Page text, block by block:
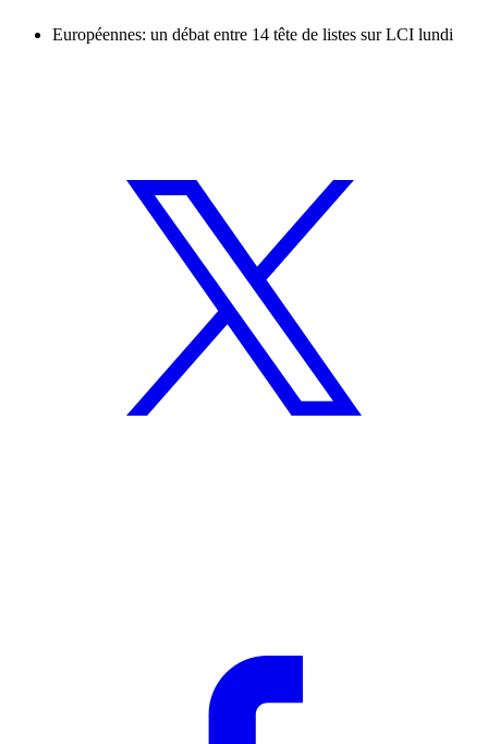
Européennes: un débat entre 14 tête de listes sur LCI lundi